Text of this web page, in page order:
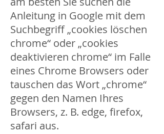
Anleitung in Google mit dem
Suchbegriff „cookies löschen
chrome“ oder „cookies
deaktivieren chrome“ im Falle
eines Chrome Browsers oder
tauschen das Wort „chrome“
gegen den Namen Ihres
Browsers, z. B. edge, firefox,
safari aus.